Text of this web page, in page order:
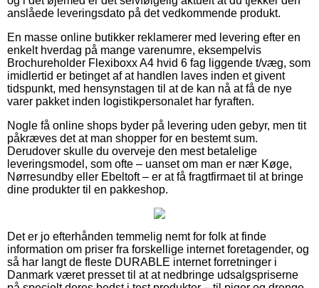
anslåede leveringsdato på det vedkommende produkt.
En masse online butikker reklamerer med levering efter en
enkelt hverdag på mange varenumre, eksempelvis
Brochureholder Flexiboxx A4 hvid 6 fag liggende t/væg, som
imidlertid er betinget af at handlen laves inden et givent
tidspunkt, med hensynstagen til at de kan nå at få de nye
varer pakket inden logistikpersonalet har fyraften.
Nogle få online shops byder på levering uden gebyr, men tit
påkræves det at man shopper for en bestemt sum.
Derudover skulle du overveje den mest betalelige
leveringsmodel, som ofte – uanset om man er nær Køge,
Nørresundby eller Ebeltoft – er at få fragtfirmaet til at bringe
dine produkter til en pakkeshop.
Det er jo efterhånden temmelig nemt for folk at finde
information om priser fra forskellige internet foretagender, og
så har langt de fleste DURABLE internet forretninger i
Danmark været presset til at at nedbringe udsalgspriserne